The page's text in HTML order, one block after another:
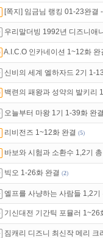
[쪽지] 임금님 랭킹 01-23완결
우리말더빙 1992년 디즈니애
A.I.C.O 인카네이션 1~12화 완
신비의 세계 엘하자드 2기 1-
백련의 패왕과 성약의 발키리
오늘부터 마왕 1기 1-39화 완
리비전즈 1~12화 완결 (5)
바보와 시험과 소환수 1,2기
빅오 1-26화 완결 (2)
엘프를 사냥하는 사람들 1,2기
기신대전 기간틱 포뮬러 1~26
짐캐리 디즈니 최신작 메리 크